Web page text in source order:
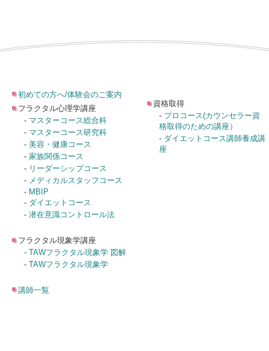
初めての方へ/体験会のご案内
フラクタル心理学講座
- マスターコース総合科
- マスターコース研究科
- 美容・健康コース
- 家族関係コース
- リーダーシップコース
- メディカルスタッフコース
- MBIP
- ダイエットコース
- 潜在意識コントロール法
フラクタル現象学講座
- TAWフラクタル現象学 図解
- TAWフラクタル現象学
講師一覧
資格取得
- プロコース(カウンセラー資
格取得のための講座）
- ダイエットコース講師養成講
座